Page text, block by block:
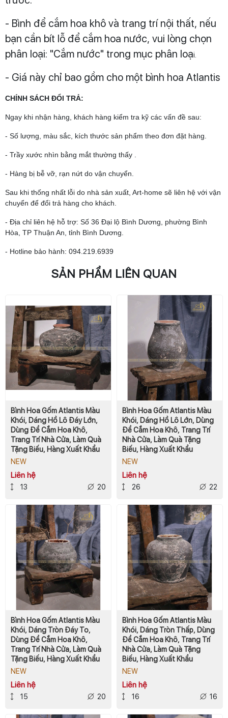
- Bình để cắm hoa khô và trang trí nội thất, nếu
bạn cần bít lỗ để cắm hoa nước, vui lòng chọn
phân loại: "Cắm nước" trong mục phân loại.
- Giá này chỉ bao gồm cho một bình hoa Atlantis
CHÍNH SÁCH ĐỔI TRẢ:
Ngay khi nhận hàng, khách hàng kiểm tra kỹ các vấn đề sau:
- Số lượng, màu sắc, kích thước sản phẩm theo đơn đặt hàng.
- Trầy xước nhìn bằng mắt thường thấy .
- Hàng bị bễ vỡ, rạn nứt do vận chuyển.
Sau khi thống nhất lỗi do nhà sản xuất, Art-home sẽ liên hệ với vận
chuyển để đổi trả hàng cho khách.
- Địa chỉ liên hệ hỗ trợ: Số 36 Đại lộ Bình Dương, phường Bình
Hòa, TP Thuận An, tỉnh Bình Dương.
- Hotline bảo hành: 094.219.6939
SẢN PHẨM LIÊN QUAN
Bình Hoa Gốm Atlantis Màu
Khói, Dáng Hồ Lô Đáy Lớn,
Dùng Để Cắm Hoa Khô,
Trang Trí Nhà Cửa, Làm Quà
Tặng Biếu, Hàng Xuất Khẩu
NEW
Liên hệ
13 20
Bình Hoa Gốm Atlantis Màu
Khói, Dáng Hồ Lô Lớn, Dùng
Để Cắm Hoa Khô, Trang Trí
Nhà Cửa, Làm Quà Tặng
Biếu, Hàng Xuất Khẩu
NEW
Liên hệ
26 22
Bình Hoa Gốm Atlantis Màu
Khói, Dáng Tròn Đáy To,
Dùng Để Cắm Hoa Khô,
Trang Trí Nhà Cửa, Làm Quà
Tặng Biếu, Hàng Xuất Khẩu
NEW
Liên hệ
15 20
Bình Hoa Gốm Atlantis Màu
Khói, Dáng Tròn Thấp, Dùng
Để Cắm Hoa Khô, Trang Trí
Nhà Cửa, Làm Quà Tặng
Biếu, Hàng Xuất Khẩu
NEW
Liên hệ
16 16